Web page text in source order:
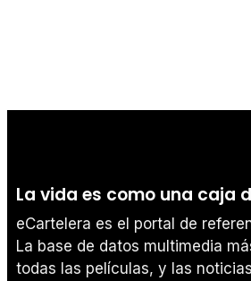
La vida es como una caja
eCartelera es el portal de
La base de datos multimedia
todas las películas, y las